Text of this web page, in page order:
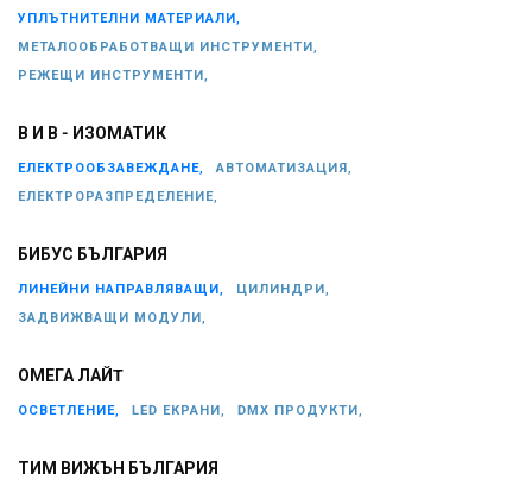
УПЛЪТНИТЕЛНИ МАТЕРИАЛИ,
МЕТАЛООБРАБОТВАЩИ ИНСТРУМЕНТИ,
РЕЖЕЩИ ИНСТРУМЕНТИ,
В И В - ИЗОМАТИК
ЕЛЕКТРООБЗАВЕЖДАНЕ,
АВТОМАТИЗАЦИЯ,
ЕЛЕКТРОРАЗПРЕДЕЛЕНИЕ,
БИБУС БЪЛГАРИЯ
ЛИНЕЙНИ НАПРАВЛЯВАЩИ,
ЦИЛИНДРИ,
ЗАДВИЖВАЩИ МОДУЛИ,
ОМЕГА ЛАЙT
ОСВЕТЛЕНИЕ, LED ЕКРАНИ, DMX ПРОДУКТИ,
ТИМ ВИЖЪН БЪЛГАРИЯ